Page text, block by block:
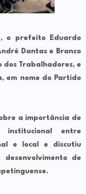
o prefeito Eduardo
Dantas e Branco
Trabalhadores, e
em nome do Partido
a importância de
entre
e local e discutiu
de